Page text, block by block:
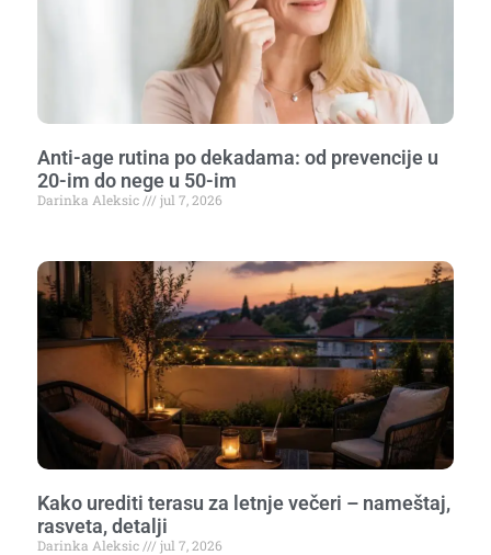
Anti-age rutina po dekadama: od prevencije u
20-im do nege u 50-im
Darinka Aleksic jul 7, 2026
Kako urediti terasu za letnje večeri – nameštaj,
rasveta, detalji
Darinka Aleksic jul 7, 2026